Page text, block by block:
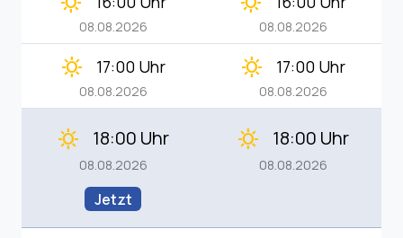
08.08.2026 08.08.2026
clear_day 17:00 Uhr
08.08.2026
clear_day 17:00 Uhr
08.08.2026
clear_day 18:00 Uhr
08.08.2026
Jetzt
clear_day 18:00 Uhr
08.08.2026